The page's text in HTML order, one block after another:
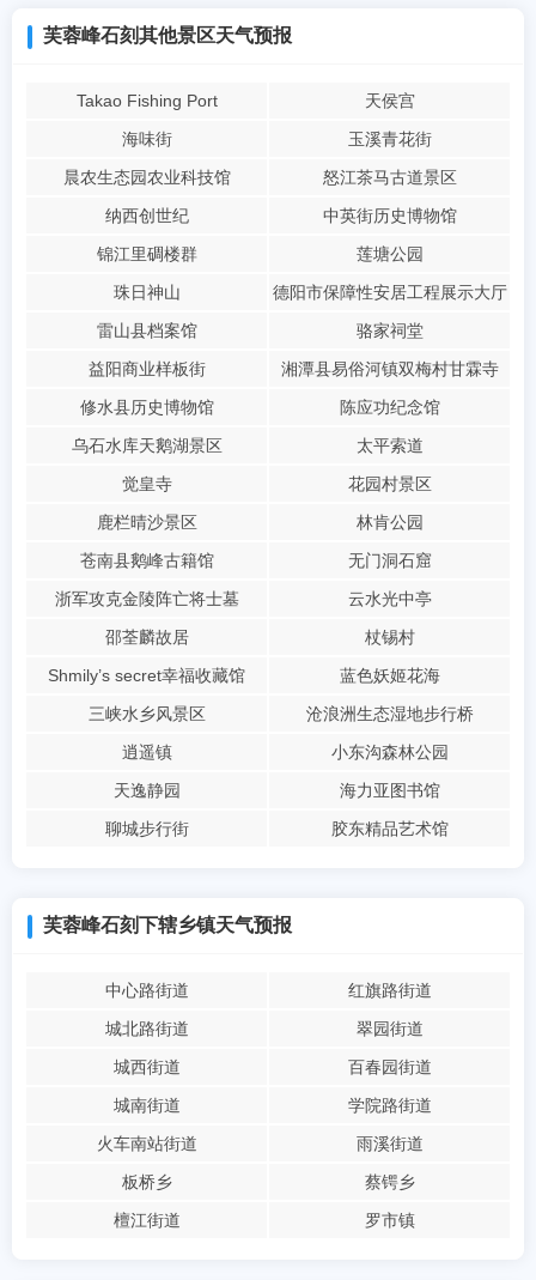
芙蓉峰石刻其他景区天气预报
Takao Fishing Port
天侯宫
海味街
玉溪青花街
晨农生态园农业科技馆
怒江茶马古道景区
纳西创世纪
中英街历史博物馆
锦江里碉楼群
莲塘公园
珠日神山
德阳市保障性安居工程展示大厅
雷山县档案馆
骆家祠堂
益阳商业样板街
湘潭县易俗河镇双梅村甘霖寺
修水县历史博物馆
陈应功纪念馆
乌石水库天鹅湖景区
太平索道
觉皇寺
花园村景区
鹿栏晴沙景区
林肯公园
苍南县鹅峰古籍馆
无门洞石窟
浙军攻克金陵阵亡将士墓
云水光中亭
邵荃麟故居
杖锡村
Shmily’s secret幸福收藏馆
蓝色妖姬花海
三峡水乡风景区
沧浪洲生态湿地步行桥
逍遥镇
小东沟森林公园
天逸静园
海力亚图书馆
聊城步行街
胶东精品艺术馆
芙蓉峰石刻下辖乡镇天气预报
中心路街道
红旗路街道
城北路街道
翠园街道
城西街道
百春园街道
城南街道
学院路街道
火车南站街道
雨溪街道
板桥乡
蔡锷乡
檀江街道
罗市镇